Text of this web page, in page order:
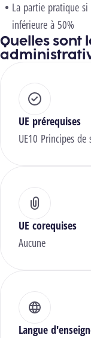
La partie pratique
inférieure à 50%
Quelles sont
UE prérequises
UE10 Principes
UE corequises
Aucune
Langue